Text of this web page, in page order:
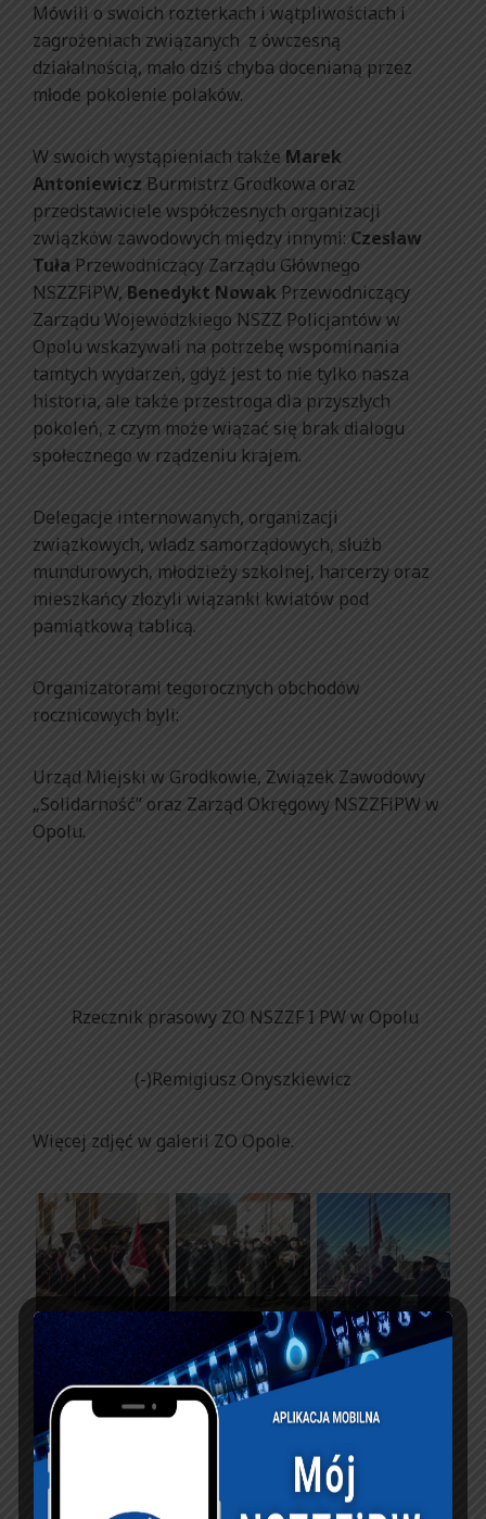
Mówili o swoich rozterkach i wątpliwościach i
zagrożeniach związanych z ówczesną
działalnością, mało dziś chyba docenianą przez
młode pokolenie polaków.
W swoich wystąpieniach także Marek
Antoniewicz Burmistrz Grodkowa oraz
przedstawiciele współczesnych organizacji
związków zawodowych między innymi: Czesław
Tuła Przewodniczący Zarządu Głównego
NSZZFiPW, Benedykt Nowak Przewodniczący
Zarządu Wojewódzkiego NSZZ Policjantów w
Opolu wskazywali na potrzebę wspominania
tamtych wydarzeń, gdyż jest to nie tylko nasza
historia, ale także przestroga dla przyszłych
pokoleń, z czym może wiązać się brak dialogu
społecznego w rządzeniu krajem.
Delegacje internowanych, organizacji
związkowych, władz samorządowych, służb
mundurowych, młodzieży szkolnej, harcerzy oraz
mieszkańcy złożyli wiązanki kwiatów pod
pamiątkową tablicą.
Organizatorami tegorocznych obchodów
rocznicowych byli:
Urząd Miejski w Grodkowie, Związek Zawodowy
„Solidarność” oraz Zarząd Okręgowy NSZZFiPW w
Opolu.
Rzecznik prasowy ZO NSZZF I PW w Opolu
(-)Remigiusz Onyszkiewicz
Więcej zdjęć w galerii ZO Opole.